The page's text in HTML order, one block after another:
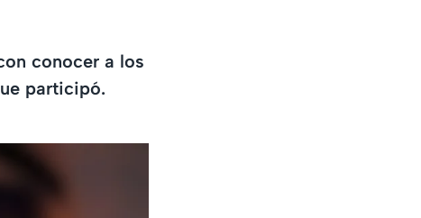
conocer a los
participó.